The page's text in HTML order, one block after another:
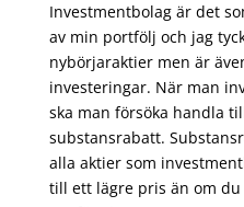
Investmentbolag är det
av min portfölj och jag
nybörjaraktier men är
investeringar. När man
ska man försöka handla
substansrabatt.
alla aktier som
till ett lägre pris än om